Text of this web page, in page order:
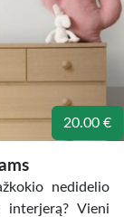
20.00 €
nedidelio
Vieni